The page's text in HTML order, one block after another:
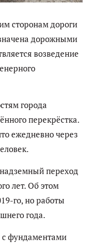
сторонам дороги
дорожными
возведение
города
перекрёстка.
ежедневно через
переход
лет. Об этом
го, но работы
года.
фундаментами